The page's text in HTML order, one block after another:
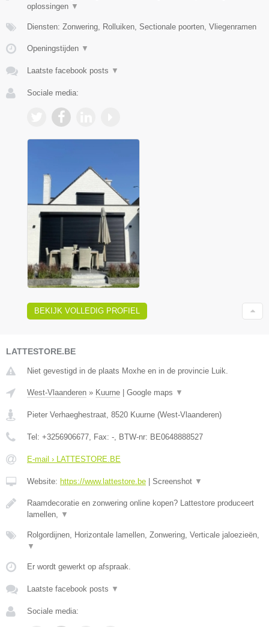
oplossingen ▼
Diensten: Zonwering, Rolluiken, Sectionale poorten, Vliegenramen
Openingstijden ▼
Laatste facebook posts ▼
Sociale media:
BEKIJK VOLLEDIG PROFIEL
LATTESTORE.BE
Niet gevestigd in de plaats Moxhe en in de provincie Luik.
West-Vlaanderen » Kuurne Google maps ▼
Pieter Verhaeghestraat 8520 Kuurne (West-Vlaanderen)
Tel: +3256906677 , Fax: - , BTW-nr: BE0648888527
E-mail › LATTESTORE.BE
Website: https://www.lattestore.be Screenshot ▼
Raamdecoratie en zonwering online kopen? Lattestore produceert
lamellen,
▼
Rolgordijnen, Horizontale lamellen, Zonwering, Verticale jaloezieën,
▼
Er wordt gewerkt op afspraak.
Laatste facebook posts ▼
Sociale media: